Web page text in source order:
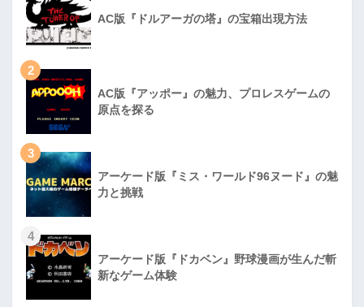
AC版『ドルアーガの塔』の宝箱出現方法
2
AC版『アッポー』の魅力、プロレスゲームの
原点を探る
3
アーケード版『ミス・ワールド96ヌード』の魅
力と挑戦
4
アーケード版『ドカベン』野球漫画が生んだ斬
新なゲーム体験